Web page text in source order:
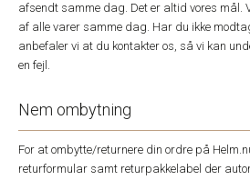
afsendt samme dag. Det er altid vores mål.
af alle varer samme dag. Har du ikke
anbefaler vi at du kontakter os, så vi kan
en fejl.
Nem ombytning
For at ombytte/returnere din ordre på
returformular samt returpakkelabel der